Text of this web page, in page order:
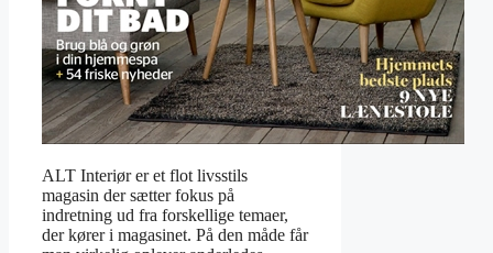
ALT Interiør er et flot livsstils
magasin der sætter fokus på
indretning ud fra forskellige temaer,
der kører i magasinet. På den måde får